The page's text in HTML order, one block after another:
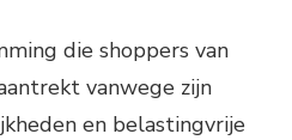
die shoppers van
vanwege zijn
en belastingvrije